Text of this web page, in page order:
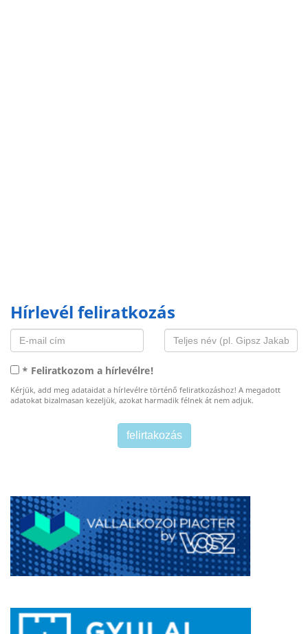
Hírlevél feliratkozás
* Feliratkozom a hírlevélre!
Kérjük, add meg adataidat a hírlevélre történő feliratkozáshoz! A megadott
adatokat bizalmasan kezeljük, azokat harmadik félnek át nem adjuk.